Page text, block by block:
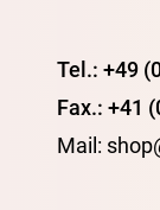
Tel.: +49
Fax.: +41
Mail: